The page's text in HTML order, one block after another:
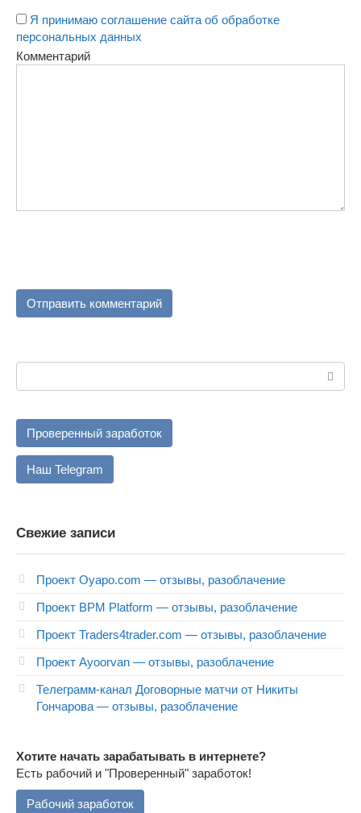
Я принимаю соглашение сайта об обработке
персональных данных
Комментарий
Проверенный заработок
Наш Telegram
Свежие записи
Проект Oyapo.com — отзывы, разоблачение
Проект BPM Platform — отзывы, разоблачение
Проект Traders4trader.com — отзывы, разоблачение
Проект Ayoorvan — отзывы, разоблачение
Телеграмм-канал Договорные матчи от Никиты
Гончарова — отзывы, разоблачение
Хотите начать зарабатывать в интернете?
Есть рабочий и "Проверенный" заработок!
Рабочий заработок